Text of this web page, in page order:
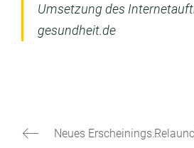
Umsetzung des
gesundheit.de
Neues Erscheiningsbild für NovoCrete